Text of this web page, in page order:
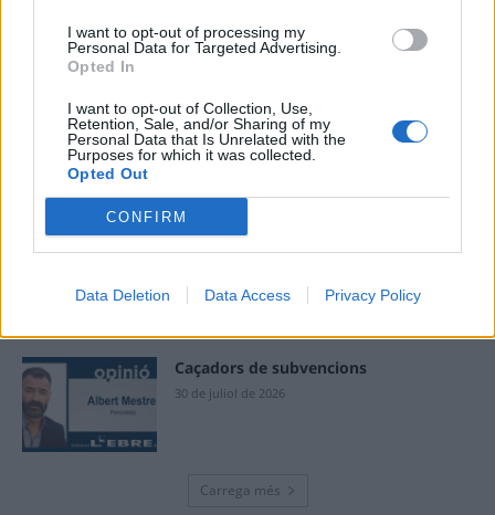
I want to opt-out of processing my
Personal Data for Targeted Advertising.
Opted In
I want to opt-out of Collection, Use,
Retention, Sale, and/or Sharing of my
Personal Data that Is Unrelated with the
Purposes for which it was collected.
Opted Out
CONFIRM
Data Deletion Data Access Privacy Policy
40 peces a concurs
31 de juliol de 2026
“L’eclipsi serà una oportunitat també
per a gaudir de les Festes Majors
d’Amposta”
Blaumut lidera el cartell musical de les
31 de juliol de 2026
Caçadors de subvencions
30 de juliol de 2026
Carrega més